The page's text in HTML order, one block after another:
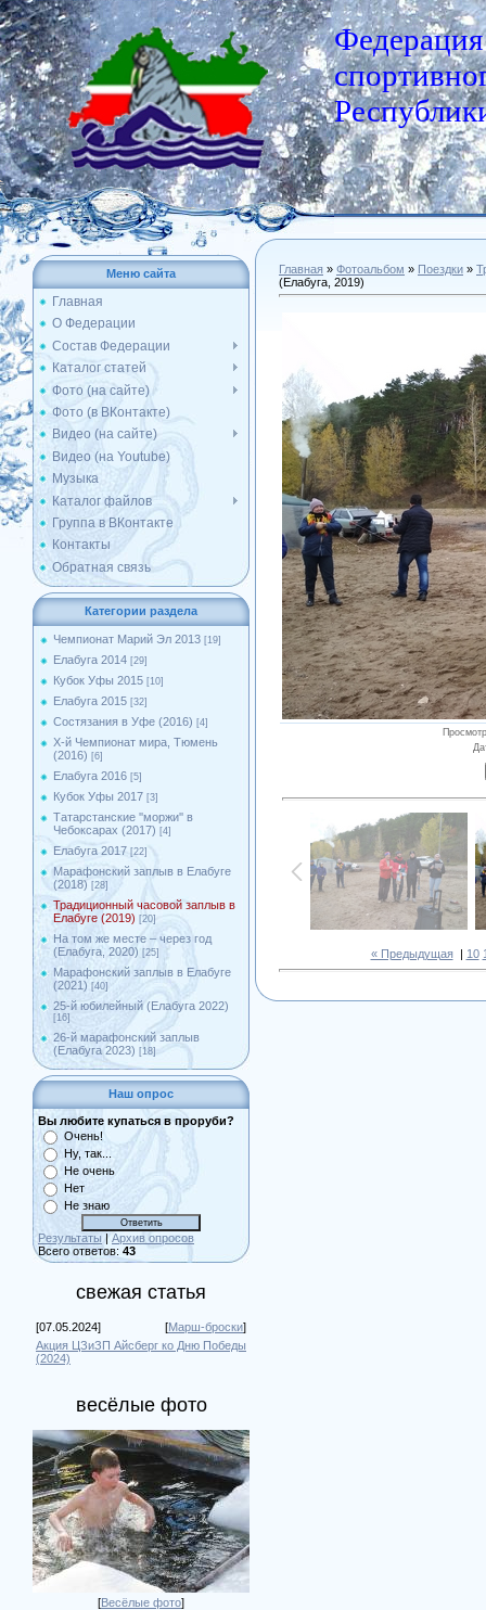
Федерация
Меню сайта
Главная
О Федерации
Состав Федерации
Каталог статей
Фото (на сайте)
Фото (в ВКонтакте)
Видео (на сайте)
Видео (на Youtube)
Музыка
Каталог файлов
Группа в ВКонтакте
Контакты
Обратная связь
Категории раздела
Чемпионат Марий Эл 2013 [19]
Елабуга 2014 [29]
Кубок Уфы 2015 [10]
Елабуга 2015 [32]
Состязания в Уфе (2016) [4]
X-й Чемпионат мира, Тюмень
(2016) [6]
Елабуга 2016 [5]
Кубок Уфы 2017 [3]
Татарстанские ''моржи'' в
Чебоксарах (2017) [4]
Елабуга 2017 [22]
Марафонский заплыв в Елабуге
(2018) [28]
Традиционный часовой заплыв в
Елабуге (2019) [20]
На том же месте – через год
(Елабуга, 2020) [25]
Марафонский заплыв в Елабуге
(2021) [40]
25-й юбилейный (Елабуга 2022)
[16]
26-й марафонский заплыв
(Елабуга 2023) [18]
Наш опрос
Вы любите купаться в проруби?
Очень!
Ну, так...
Не очень
Нет
Не знаю
Результаты | Архив опросов
Всего ответов: 43
свежая статья
[07.05.2024] [Марш-броски]
Акция ЦЗиЗП Айсберг ко Дню Победы
(2024)
весёлые фото
[Весёлые фото]
Главная » Фотоальбом » Поездки »
(Елабуга, 2019)
« Предыдущая| 10